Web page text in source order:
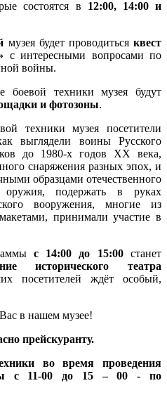
состоятся в 12:00, 14:00 и
музея будет проводитьсяквест
с интересными вопросами по
войны.
боевой техники музея будут
и фотозоны.
техники музея посетители
выглядели воины Русского
до 1980-х годов ХХ века,
снаряжения разных эпох, и
образцами отечественного
оружия, подержать в руках
вооружения, многие из
принимали участие в
с 14:00 до 15:00станет
исторического театра
посетителей ждёт особый,
в нашем музее!
прейскуранту.
во время проведения
с 11-00 до 15 – 00 - по